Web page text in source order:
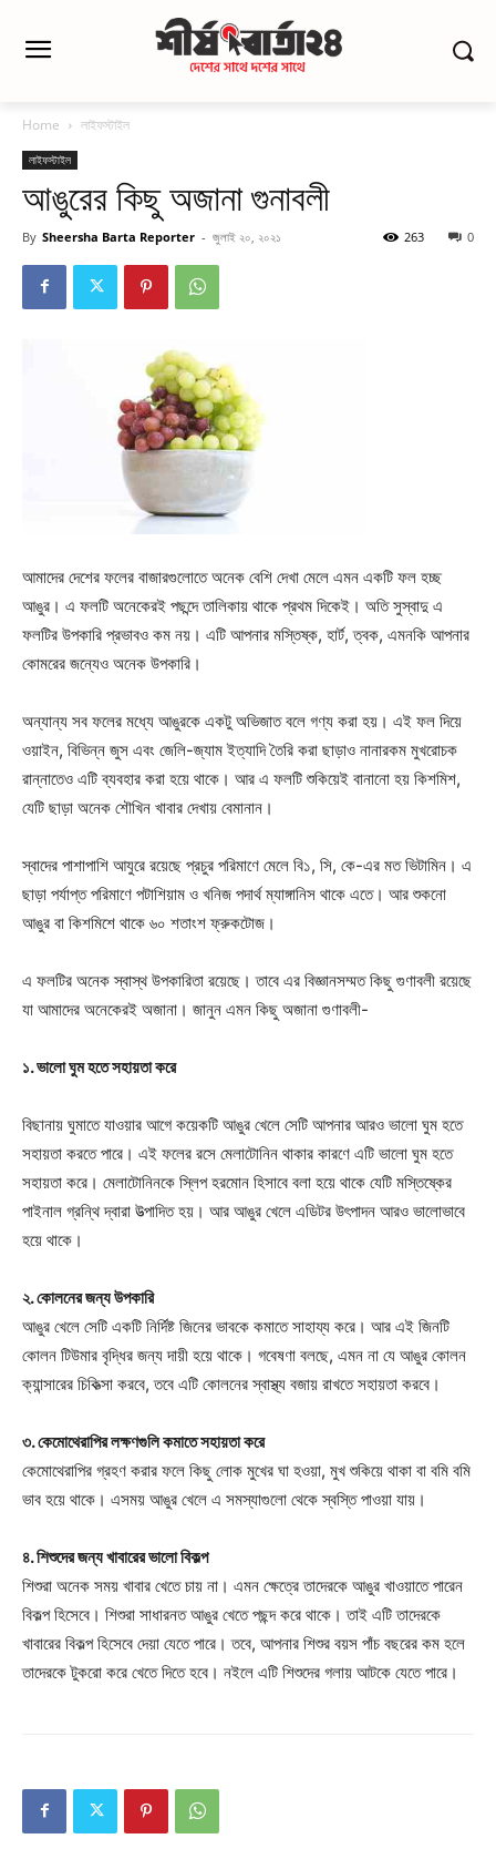
Home লাইফস্টাইল
লাইফস্টাইল
আঙুরের কিছু অজানা গুনাবলী
By Sheersha Barta Reporter - জুলাই ২০, ২০২১ 0
263
আমাদের দেশের ফলের বাজারগুলোতে অনেক বেশি দেখা মেলে এমন একটি ফল হচ্ছ
আঙুর। এ ফলটি অনেকেরই পছন্দে তালিকায় থাকে প্রথম দিকেই। অতি সুস্বাদু এ
ফলটির উপকারি প্রভাবও কম নয়। এটি আপনার মস্তিষ্ক, হার্ট, ত্বক, এমনকি আপনার
কোমরের জন্যেও অনেক উপকারি।
অন্যান্য সব ফলের মধ্যে আঙুরকে একটু অভিজাত বলে গণ্য করা হয়। এই ফল দিয়ে
ওয়াইন, বিভিন্ন জুস এবং জেলি-জ্যাম ইত্যাদি তৈরি করা ছাড়াও নানারকম মুখরোচক
রান্নাতেও এটি ব্যবহার করা হয়ে থাকে। আর এ ফলটি শুকিয়েই বানানো হয় কিশমিশ,
যেটি ছাড়া অনেক শৌখিন খাবার দেখায় বেমানান।
স্বাদের পাশাপাশি আযুরে রয়েছে প্রচুর পরিমাণে মেলে বি১, সি, কে-এর মত ভিটামিন। এ
ছাড়া পর্যাপ্ত পরিমাণে পটাশিয়াম ও খনিজ পদার্থ ম্যাঙ্গানিস থাকে এতে। আর শুকনো
আঙুর বা কিশমিশে থাকে ৬০ শতাংশ ফ্রুকটোজ।
এ ফলটির অনেক স্বাস্থ উপকারিতা রয়েছে। তাবে এর বিজ্ঞানসম্মত কিছু গুণাবলী রয়েছে
যা আমাদের অনেকেরই অজানা। জানুন এমন কিছু অজানা গুণাবলী-
১. ভালো ঘুম হতে সহায়তা করে
বিছানায় ঘুমাতে যাওয়ার আগে কয়েকটি আঙুর খেলে সেটি আপনার আরও ভালো ঘুম হতে
সহায়তা করতে পারে। এই ফলের রসে মেলাটোনিন থাকার কারণে এটি ভালো ঘুম হতে
সহায়তা করে। মেলাটোনিনকে স্লিপ হরমোন হিসাবে বলা হয়ে থাকে যেটি মস্তিষ্কের
পাইনাল গ্রন্থি দ্বারা উত্পাদিত হয়। আর আঙুর খেলে এডিটর উৎপাদন আরও ভালোভাবে
হয়ে থাকে।
২. কোলনের জন্য উপকারি
আঙুর খেলে সেটি একটি নির্দিষ্ট জিনের ভাবকে কমাতে সাহায্য করে। আর এই জিনটি
কোলন টিউমার বৃদ্ধির জন্য দায়ী হয়ে থাকে। গবেষণা বলছে, এমন না যে আঙুর কোলন
ক্যান্সারের চিকিত্সা করবে, তবে এটি কোলনের স্বাস্থ্য বজায় রাখতে সহায়তা করবে।
৩. কেমোথেরাপির লক্ষণগুলি কমাতে সহায়তা করে
কেমোথেরাপির গ্রহণ করার ফলে কিছু লোক মুখের ঘা হওয়া, মুখ শুকিয়ে থাকা বা বমি বমি
ভাব হয়ে থাকে। এসময় আঙুর খেলে এ সমস্যাগুলো থেকে স্বস্তি পাওয়া যায়।
৪. শিশুদের জন্য খাবারের ভালো বিকল্প
শিশুরা অনেক সময় খাবার খেতে চায় না। এমন ক্ষেত্রে তাদেরকে আঙুর খাওয়াতে পারেন
বিকল্প হিসেবে। শিশুরা সাধারনত আঙুর খেতে পছন্দ করে থাকে। তাই এটি তাদেরকে
খাবারের বিকল্প হিসেবে দেয়া যেতে পারে। তবে, আপনার শিশুর বয়স পাঁচ বছরের কম হলে
তাদেরকে টুকরো করে খেতে দিতে হবে। নইলে এটি শিশুদের গলায় আটকে যেতে পারে।